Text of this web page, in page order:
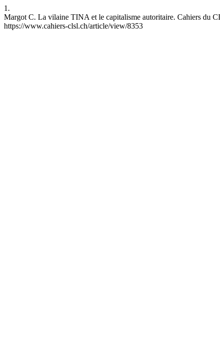
1.
Margot C. La vilaine TINA et le capitalisme autoritaire. Cahiers du
https://www.cahiers-clsl.ch/article/view/8353